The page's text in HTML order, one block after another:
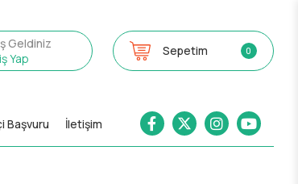
Geldiniz
Yap
Sepetim 0
Başvuru İletişim